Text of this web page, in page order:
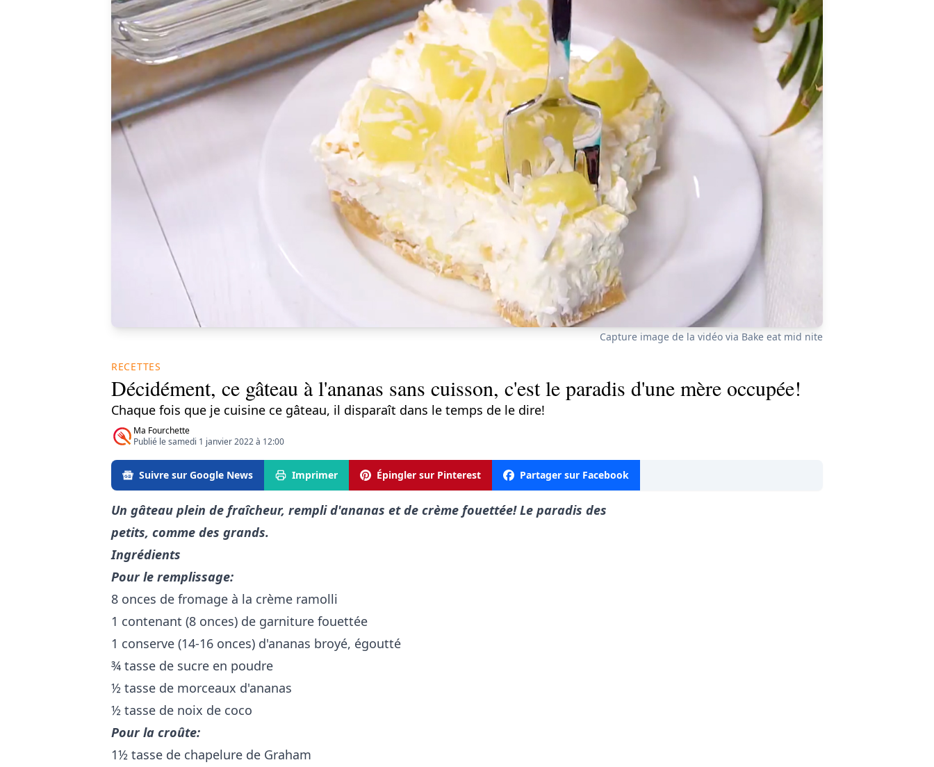
Capture image de la vidéo via Bake eat mid nite
RECETTES
Décidément, ce gâteau à l'ananas sans cuisson, c'est le paradis d'une mère occupée!
Chaque fois que je cuisine ce gâteau, il disparaît dans le temps de le dire!
Ma Fourchette
Publié le samedi 1 janvier 2022 à 12:00
Suivre sur Google News Imprimer Épingler sur Pinterest Partager sur Facebook
Un gâteau plein de fraîcheur, rempli d'ananas et de crème fouettée! Le paradis des
petits, comme des grands.
Ingrédients
Pour le remplissage:
8 onces de fromage à la crème ramolli
1 contenant (8 onces) de garniture fouettée
1 conserve (14-16 onces) d'ananas broyé, égoutté
¾ tasse de sucre en poudre
½ tasse de morceaux d'ananas
½ tasse de noix de coco
Pour la croûte:
1½ tasse de chapelure de Graham